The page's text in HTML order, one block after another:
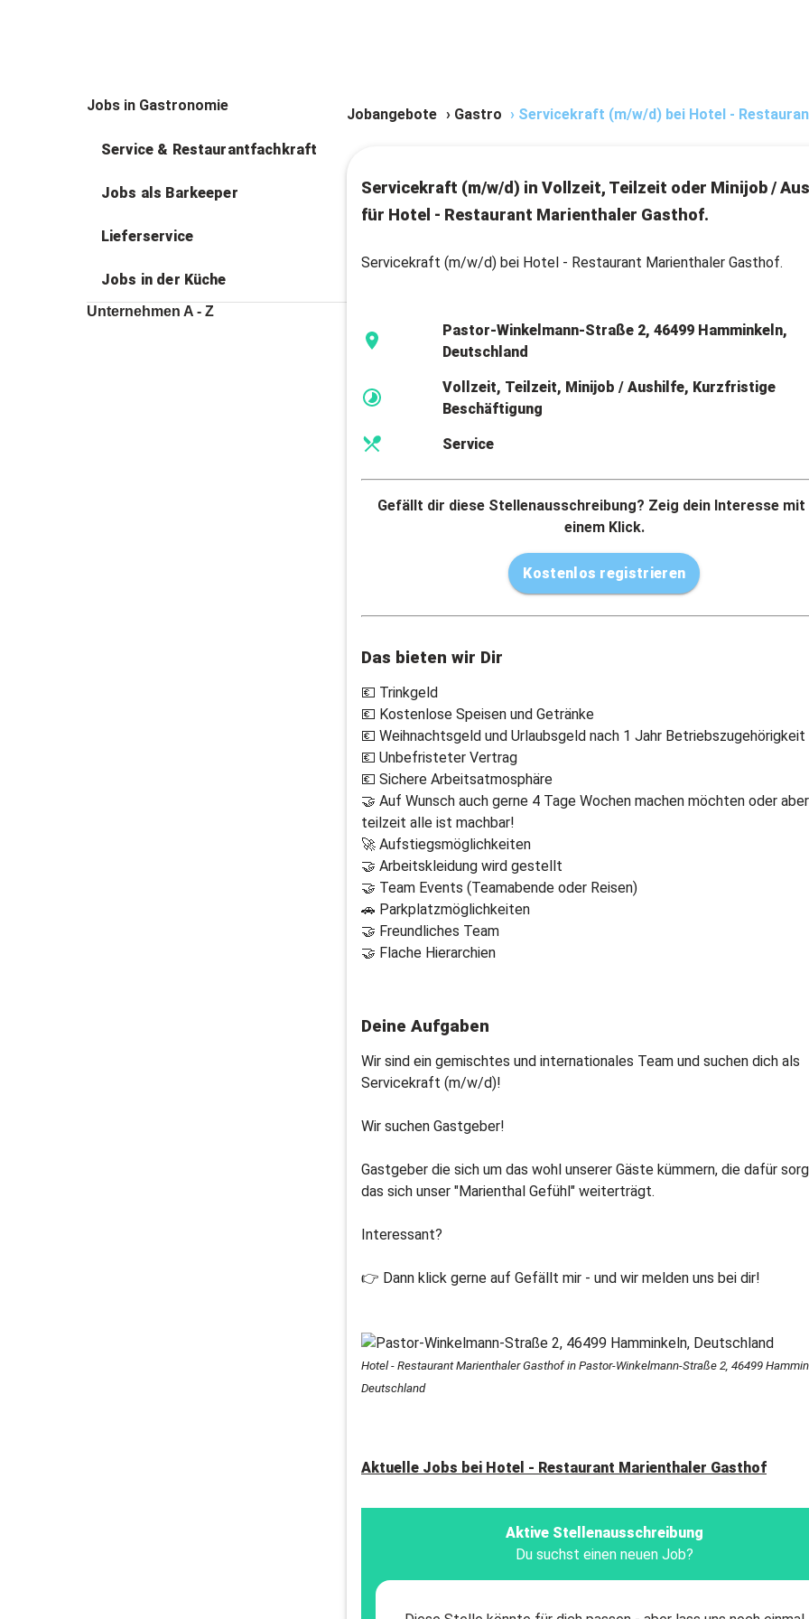
Jobs in Gastronomie
Service & Restaurantfachkraft
Jobs als Barkeeper
Lieferservice
Jobs in der Küche
Unternehmen A - Z
Jobangebote › Gastro › Servicekraft (m/w/d) bei Hotel -
Servicekraft (m/w/d) in Vollzeit, Teilzeit oder Minijob /
für Hotel - Restaurant Marienthaler Gasthof.
Servicekraft (m/w/d) bei Hotel - Restaurant Marienthaler Gasthof.
Pastor-Winkelmann-Straße 2, 46499 Hamminkeln,
Deutschland
Vollzeit, Teilzeit, Minijob / Aushilfe, Kurzfristige
Beschäftigung
Service
Gefällt dir diese Stellenausschreibung? Zeig dein Interesse mit
einem Klick.
Kostenlos registrieren
Das bieten wir Dir
💶 Trinkgeld
💶 Kostenlose Speisen und Getränke
💶 Weihnachtsgeld und Urlaubsgeld nach 1 Jahr Betriebszugehörigkeit
💶 Unbefristeter Vertrag
💶 Sichere Arbeitsatmosphäre
🤝 Auf Wunsch auch gerne 4 Tage Wochen machen möchten oder aber
teilzeit alle ist machbar!
🚀 Aufstiegsmöglichkeiten
🤝 Arbeitskleidung wird gestellt
🤝 Team Events (Teamabende oder Reisen)
🚗 Parkplatzmöglichkeiten
🤝 Freundliches Team
🤝 Flache Hierarchien
Deine Aufgaben
Wir sind ein gemischtes und internationales Team und suchen dich als
Servicekraft (m/w/d)!
Wir suchen Gastgeber!
Gastgeber die sich um das wohl unserer Gäste kümmern, die dafür
das sich unser "Marienthal Gefühl" weiterträgt.
Interessant?
👉 Dann klick gerne auf Gefällt mir - und wir melden uns bei dir!
Hotel - Restaurant Marienthaler Gasthof in Pastor-Winkelmann-Straße 2, 46499
Deutschland
Aktuelle Jobs bei Hotel - Restaurant Marienthaler Gasthof
Aktive Stellenausschreibung
Du suchst einen neuen Job?